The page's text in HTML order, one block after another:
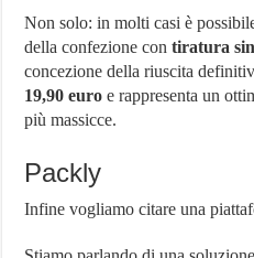
Non solo: in molti casi è
della confezione con tiratura
concezione della riuscita
19,90 euro e rappresenta un
più massicce.
Packly
Infine vogliamo citare una